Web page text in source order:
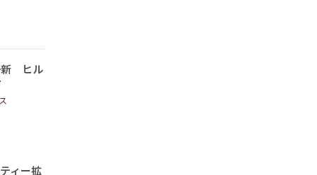
新 ヒル
ィー拡